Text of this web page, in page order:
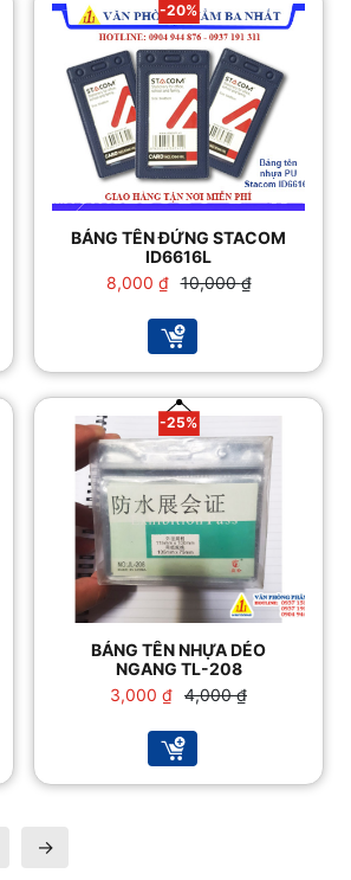
-20%
BẢNG TÊN ĐỨNG STACOM
ID6616L
10,000₫
Giá
là:
10,000 ₫.
8,000 ₫ Giá
tại
là:
-25%
BẢNG TÊN NHỰA DẺO
NGANG TL-208
4,000₫
Giá
là:
4,000 ₫.
3,000 ₫ Giá
tại
là:
→